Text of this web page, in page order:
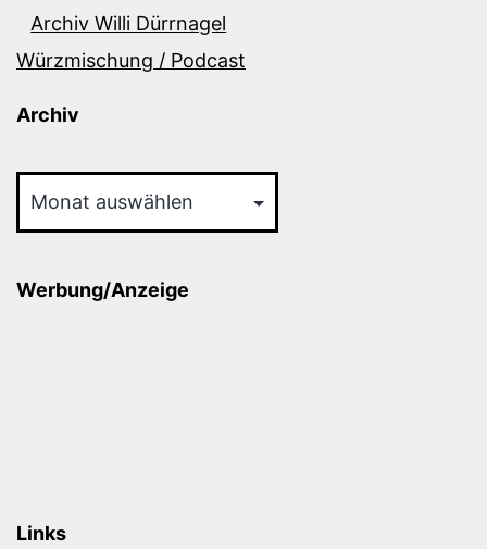
Archiv Willi Dürrnagel
Würzmischung / Podcast
Archiv
Werbung/Anzeige
Links